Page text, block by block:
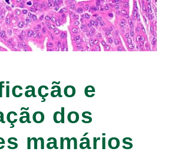
e
dos
mamários